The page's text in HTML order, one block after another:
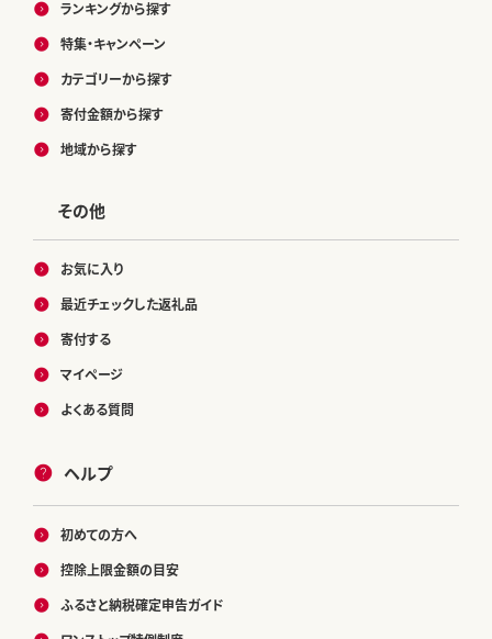
ランキングから探す
特集・キャンペーン
カテゴリーから探す
寄付金額から探す
地域から探す
その他
お気に入り
最近チェックした返礼品
寄付する
マイページ
よくある質問
ヘルプ
初めての方へ
控除上限金額の目安
ふるさと納税確定申告ガイド